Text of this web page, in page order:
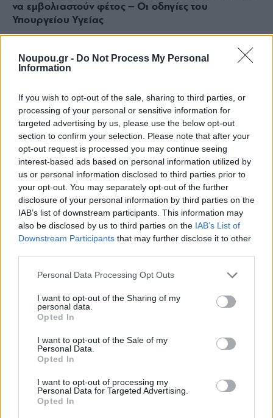
Noupou.gr - Do Not Process My Personal
Information
If you wish to opt-out of the sale, sharing to third parties, or
processing of your personal or sensitive information for
targeted advertising by us, please use the below opt-out
section to confirm your selection. Please note that after your
opt-out request is processed you may continue seeing
interest-based ads based on personal information utilized by
us or personal information disclosed to third parties prior to
your opt-out. You may separately opt-out of the further
disclosure of your personal information by third parties on the
IAB’s list of downstream participants. This information may
also be disclosed by us to third parties on the IAB’s List of
Downstream Participants that may further disclose it to other
Please note that this website/app uses one or more Google
not limited to your visit or usage behaviour. You may click to
grant or deny consent to Google and its third-party tags to
use your data for below specified purposes in below Google
consent section.
Personal Data Processing Opt Outs
I want to opt-out of the Sharing of my
personal data.
Opted In
I want to opt-out of the Sale of my
Personal Data.
Opted In
I want to opt-out of processing my
Personal Data for Targeted Advertising.
Opted In
να εμβολιαστούν φέτος – Οι οδηγίες του
Υπουργείου Υγείας
Άλιμος: Μια βιωματική παρουσίαση για να